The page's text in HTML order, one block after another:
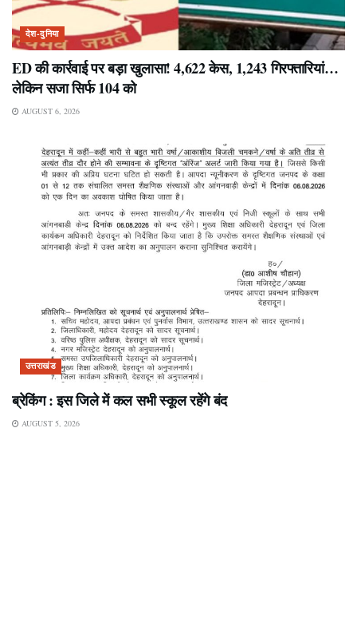
देश-दुनिया
ED की कार्रवाई पर बड़ा खुलासा! 4,622 केस, 1,243 गिरफ्तारियां…
लेकिन सजा सिर्फ 104 को
AUGUST 6, 2026
उत्तराखंड
ब्रेकिंग : इस जिले में कल सभी स्कूल रहेंगे बंद
AUGUST 5, 2026